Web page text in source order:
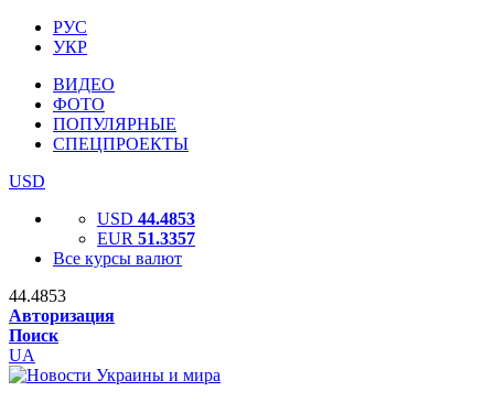
РУС
УКР
ВИДЕО
ФОТО
ПОПУЛЯРНЫЕ
СПЕЦПРОЕКТЫ
USD
USD 44.4853
EUR 51.3357
Все курсы валют
44.4853
Авторизация
Поиск
UA